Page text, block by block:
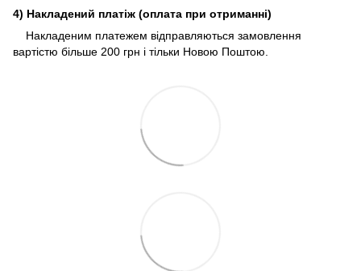
4) Накладений платіж (оплата при отриманні)
Накладеним платежем відправляються замовлення
вартістю більше 200 грн і тільки Новою Поштою.